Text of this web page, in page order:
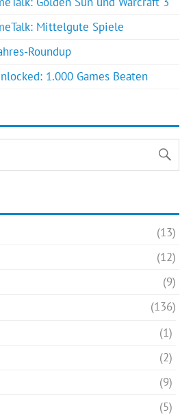
Mittelgute Spiele
Roundup
1.000 Games Beaten
(13)
(12)
(9)
(136)
(1)
(2)
(9)
(5)